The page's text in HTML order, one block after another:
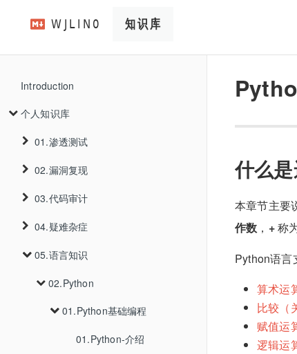
Introduction
个人知识库
01.渗透测试
01.信息收集
01.资产收集
01.主域名收集
02.证书查询
03.WHOIS-IP反查查询
04.google查询
02.WEB漏洞
01.SQL注入
01.注入判断
02.数据库识别
03.Oracle
04.MySQL
02.XSS注入
01.XSSInAngular
03.SSRF
03.工具使用
01.PathScan
02.oss-put
04.内网渗透
02.kubernetes
02.容器逃逸的手法
03.k8s下的各种未授权
03.k3s安装
04.Linux提权
05.渗透手法
01.某大学渗透测试
02.SpringBoot渗透
06.免杀
01.fscan免杀
07.基线检查
02.漏洞复现
01.Thinkphp
02.Thinkphp6.0.12反序列化
04.CVE-2022-38352
02.V2board
01.privilege-escalation-1.6
03.Trojanpanel
04.cve
2023
01.CVE-2023-33246
03.代码审计
01.Java
01.基础审计
01.JAVA反序列化漏洞
02.ysoserial利用链
01.CC1-7
01.CC1
02.URLDNS
02.PHP
01.PHP代码审计基础知识
02.PHP代码审计
03.Go
01.GO-CMS代码审计
04.疑难杂症
01.k3s
01.Traefik资源跨命名空间调用
05.语言知识
02.Python
01.Python基础编程
01.Python-介绍
什么
本章节主要
作数 ， +称
Python语言
算术运
比较（
赋值运
逻辑运